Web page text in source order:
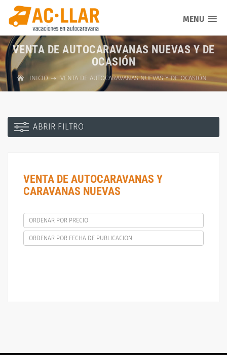
MENU
VENTA DE AUTOCARAVANAS NUEVAS Y DE
OCASIÓN
INICIO VENTA DE AUTOCARAVANAS NUEVAS Y DE OCASIÓN
ABRIR FILTRO
VENTA DE AUTOCARAVANAS Y
CARAVANAS NUEVAS
ORDENAR POR PRECIO
ORDENAR POR FECHA DE PUBLICACION